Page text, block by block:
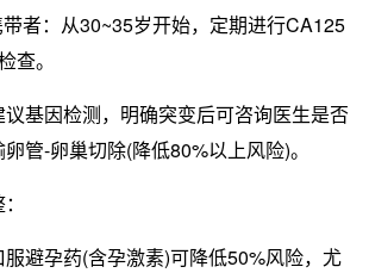
：从30~35岁开始，定期进行CA125
查。
因检测，明确突变后可咨询医生是否
管-卵巢切除(降低80%以上风险)。
孕药(含孕激素)可降低50%风险，尤